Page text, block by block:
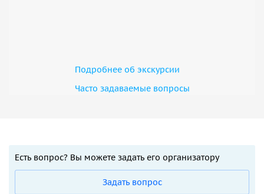
Подробнее об экскурсии
Часто задаваемые вопросы
Есть вопрос? Вы можете задать его организатору
Задать вопрос